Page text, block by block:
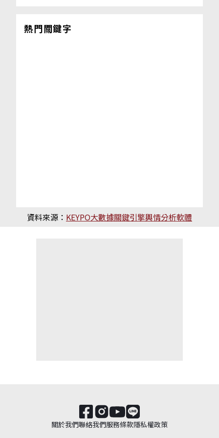
熱門關鍵字
資料來源： KEYPO大數據關鍵引擎輿情分析軟體
關於我們聯絡我們服務條款隱私權政策